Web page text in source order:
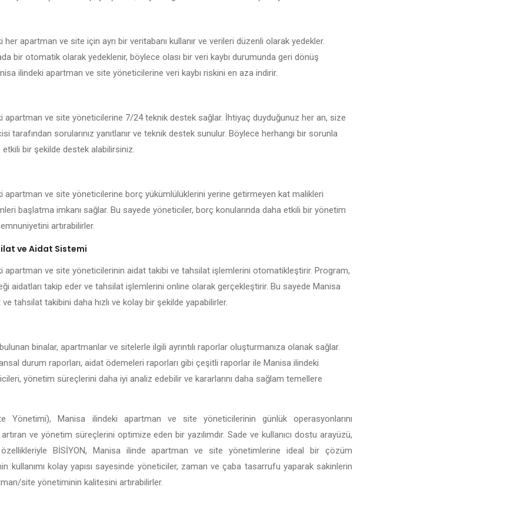
her apartman ve site için ayrı bir veritabanı kullanır ve verileri düzenli olarak yedekler.
bir otomatik olarak yedeklenir, böylece olası bir veri kaybı durumunda geri dönüş
ilindeki apartman ve site yöneticilerine veri kaybı riskini en aza indirir.
apartman ve site yöneticilerine 7/24 teknik destek sağlar. İhtiyaç duyduğunuz her an, size
tarafından sorularınız yanıtlanır ve teknik destek sunulur. Böylece herhangi bir sorunla
etkili bir şekilde destek alabilirsiniz.
apartman ve site yöneticilerine borç yükümlülüklerini yerine getirmeyen kat malikleri
başlatma imkanı sağlar. Bu sayede yöneticiler, borç konularında daha etkili bir yönetim
artırabilirler.
ve Aidat Sistemi
apartman ve site yöneticilerinin aidat takibi ve tahsilat işlemlerini otomatikleştirir. Program,
aidatları takip eder ve tahsilat işlemlerini online olarak gerçekleştirir. Bu sayede Manisa
tahsilat takibini daha hızlı ve kolay bir şekilde yapabilirler.
binalar, apartmanlar ve sitelerle ilgili ayrıntılı raporlar oluşturmanıza olanak sağlar.
durum raporları, aidat ödemeleri raporları gibi çeşitli raporlar ile Manisa ilindeki
yönetim süreçlerini daha iyi analiz edebilir ve kararlarını daha sağlam temellere
Yönetimi), Manisa ilindeki apartman ve site yöneticilerinin günlük operasyonlarını
ve yönetim süreçlerini optimize eden bir yazılımdır. Sade ve kullanıcı dostu arayüzü,
BİSİYON, Manisa ilinde apartman ve site yönetimlerine ideal bir çözüm
kullanımı kolay yapısı sayesinde yöneticiler, zaman ve çaba tasarrufu yaparak sakinlerin
site yönetiminin kalitesini artırabilirler.